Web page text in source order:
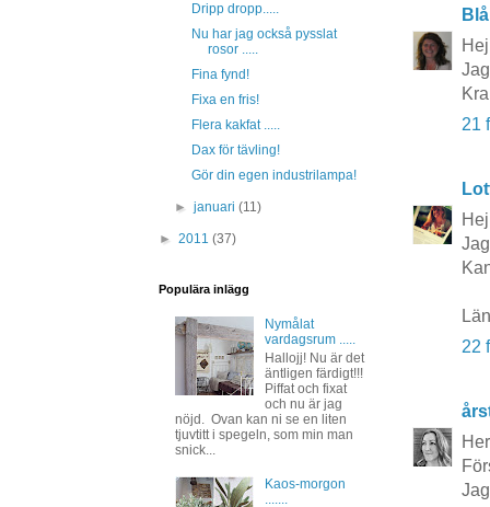
21
22
Dripp dropp.....
Nu har jag också pysslat
rosor .....
Fina fynd!
Fixa en fris!
Flera kakfat .....
Dax för tävling!
Gör din egen industrilampa!
►januari(11)
► 2011 (37)
Populära inlägg
Nymålat
vardagsrum .....
Hallojj! Nu är det
äntligen färdigt!!!
Piffat och fixat
och nu är jag
nöjd. Ovan kan ni se en liten
tjuvtitt i spegeln, som min man
snick...
Kaos-morgon